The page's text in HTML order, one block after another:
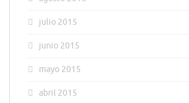
julio 2015
junio 2015
mayo 2015
abril 2015